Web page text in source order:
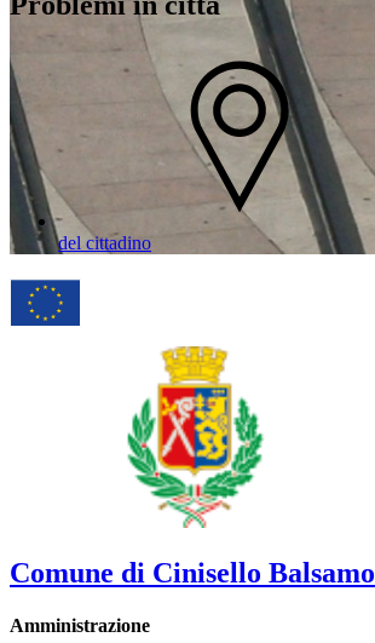
del cittadino
Comune di Cinisello Balsamo
Amministrazione